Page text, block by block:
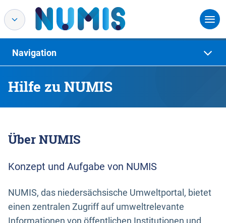
Hilfe zu NUMIS
Navigation
Über NUMIS
Konzept und Aufgabe von NUMIS
NUMIS, das niedersächsische Umweltportal, bietet
einen zentralen Zugriff auf umweltrelevante
Informationen von öffentlichen Institutionen und